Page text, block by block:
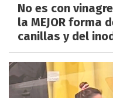
No es con
la MEJOR forma
canillas y del